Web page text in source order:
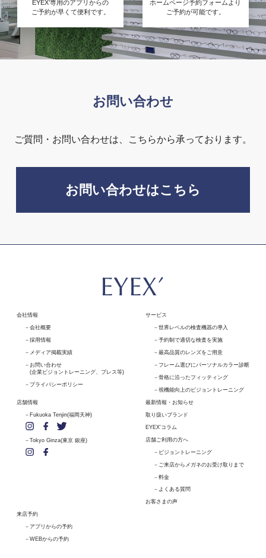
EYEX’専用のアプリからの
ご予約が早くて便利です。
ホームページ予約フォームより
ご予約が可能です。
お問い合わせ
ご質問・お問い合わせは、こちらから承っております。
お問い合わせはこちら
会社情報
会社概要
採用情報
メディア掲載実績
お問い合わせ
(企業ビジョントレーニング、プレス等)
プライバシーポリシー
店舗情報
Fukuoka Tenjin(福岡天神)
Tokyo Ginza(東京 銀座)
サービス
世界レベルの検査機器の導入
予約制で適切な検査を実施
最高品質のレンズをご用意
フレーム選びにパーソナルカラー診断
骨格に沿ったフィッティング
視機能向上のビジョントレーニング
最新情報・お知らせ
取り扱いブランド
EYEX'コラム
店舗ご利用の方へ
ビジョントレーニング
ご来店からメガネのお受け取りまで
料金
よくある質問
お客さまの声
来店予約
アプリからの予約
WEBからの予約